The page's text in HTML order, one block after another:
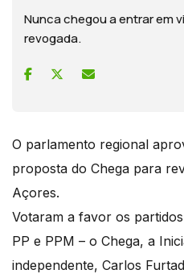
Nunca chegou a entrar em
revogada.
O parlamento regional
proposta do Chega para
Açores.
Votaram a favor os
PP e PPM – o Chega, a
independente, Carlos